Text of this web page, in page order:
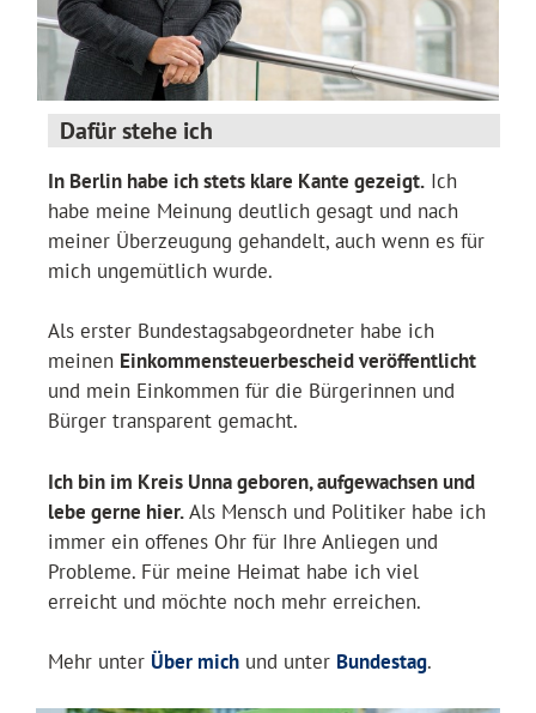
Dafür stehe ich
In Berlin habe ich stets klare Kante gezeigt. Ich
habe meine Meinung deutlich gesagt und nach
meiner Überzeugung gehandelt, auch wenn es für
mich ungemütlich wurde.
Als erster Bundestagsabgeordneter habe ich
meinen Einkommensteuerbescheid veröffentlicht
und mein Einkommen für die Bürgerinnen und
Bürger transparent gemacht.
Ich bin im Kreis Unna geboren, aufgewachsen und
lebe gerne hier.Als Mensch und Politiker habe ich
immer ein offenes Ohr für Ihre Anliegen und
Probleme. Für meine Heimat habe ich viel
erreicht und möchte noch mehr erreichen.
Mehr unter Über mich und unter Bundestag.